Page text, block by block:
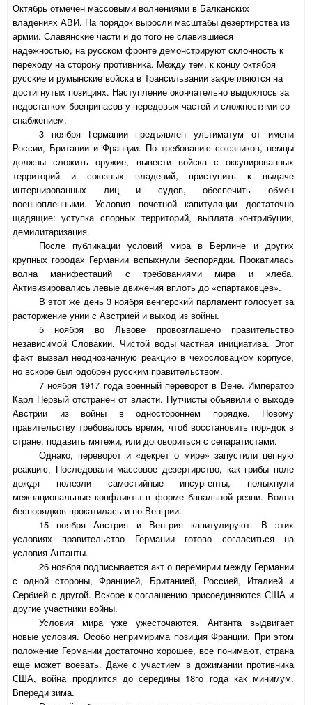
Октябрь отмечен массовыми волнениями в Балканских
владениях АВИ. На порядок выросли масштабы дезертирства из
армии. Славянские части и до того не славившиеся
надежностью, на русском фронте демонстрируют склонность к
переходу на сторону противника. Между тем, к концу октября
русские и румынские войска в Трансильвании закрепляются на
достигнутых позициях. Наступление окончательно выдохлось за
недостатком боеприпасов у передовых частей и сложностями со
снабжением.
3 ноября Германии предъявлен ультиматум от имени
России, Британии и Франции. По требованию союзников, немцы
должны сложить оружие, вывести войска с оккупированных
территорий и союзных владений, приступить к выдаче
интернированных лиц и судов, обеспечить обмен
военнопленными. Условия почетной капитуляции достаточно
щадящие: уступка спорных территорий, выплата контрибуции,
демилитаризация.
После публикации условий мира в Берлине и других
крупных городах Германии вспыхнули беспорядки. Прокатилась
волна манифестаций с требованиями мира и хлеба.
Активизировались левые движения вплоть до «спартаковцев».
В этот же день 3 ноября венгерский парламент голосует за
расторжение унии с Австрией и выход из войны.
5 ноября во Львове провозглашено правительство
независимой Словакии. Чистой воды частная инициатива. Этот
факт вызвал неоднозначную реакцию в чехословацком корпусе,
но вскоре был одобрен русским правительством.
7 ноября 1917 года военный переворот в Вене. Император
Карл Первый отстранен от власти. Путчисты объявили о выходе
Австрии из войны в одностороннем порядке. Новому
правительству требовалось время, чтоб восстановить порядок в
стране, подавить мятежи, или договориться с сепаратистами.
Однако, переворот и «декрет о мире» запустили цепную
реакцию. Последовали массовое дезертирство, как грибы поле
дождя полезли самостийные инсургенты, полыхнули
межнациональные конфликты в форме банальной резни. Волна
беспорядков прокатилась и по Венгрии.
15 ноября Австрия и Венгрия капитулируют. В этих
условиях правительство Германии готово согласиться на
условия Антанты.
26 ноября подписывается акт о перемирии между Германии
с одной стороны, Францией, Британией, Россией, Италией и
Сербией с другой. Вскоре к соглашению присоединяются США и
другие участники войны.
Условия мира уже ужесточаются. Антанта выдвигает
новые условия. Особо непримирима позиция Франции. При этом
положение Германии достаточно хорошее, все понимают, страна
еще может воевать. Даже с участием в дожимании противника
США, война продлится до середины 18го года как минимум.
Впереди зима.